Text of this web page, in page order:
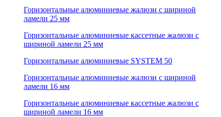
Горизонтальные алюминиевые жалюзи с шириной
ламели 25 мм
Горизонтальные алюминиевые кассетные жалюзи с
шириной ламели 25 мм
Горизонтальные алюминиевые SYSTEM 50
Горизонтальные алюминиевые жалюзи с шириной
ламели 16 мм
Горизонтальные алюминиевые кассетные жалюзи с
шириной ламели 16 мм